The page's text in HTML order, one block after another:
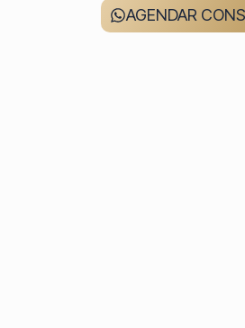
AGENDAR